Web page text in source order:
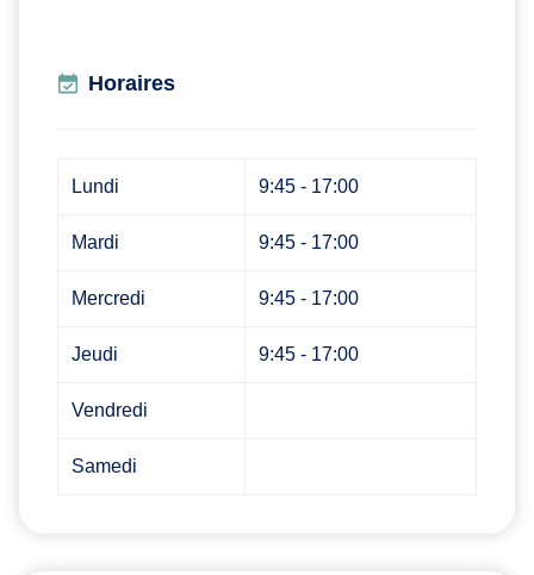
Horaires
Lundi 9:45 - 17:00
Mardi 9:45 - 17:00
Mercredi 9:45 - 17:00
Jeudi 9:45 - 17:00
Vendredi
Samedi